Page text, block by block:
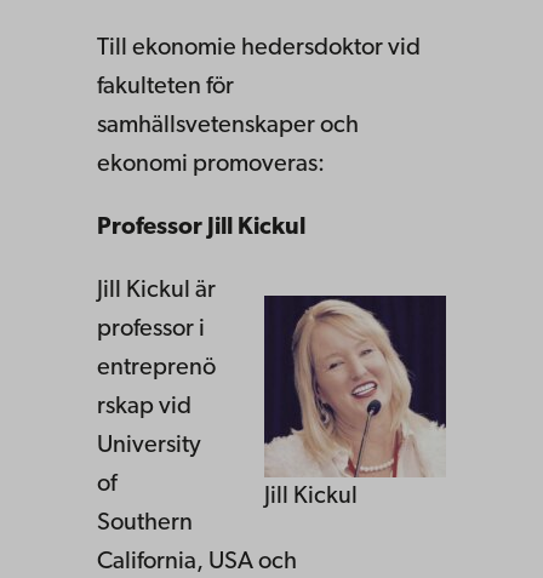
Till ekonomie hedersdoktor vid
fakulteten för
samhällsvetenskaper och
ekonomi promoveras:
Professor Jill Kickul
Jill Kickul
Jill Kickul är
professor i
entreprenö
rskap vid
University
of
Southern
California, USA och